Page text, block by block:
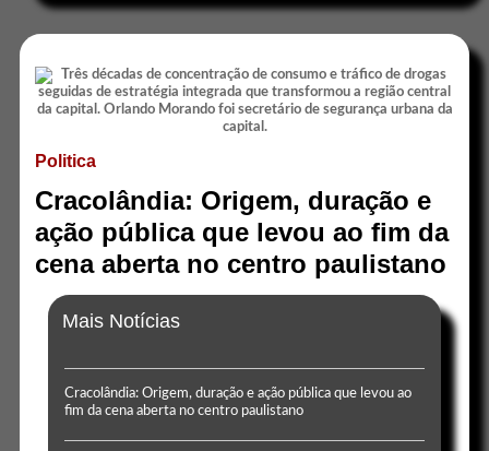
Politica
Cracolândia: Origem, duração e
ação pública que levou ao fim da
cena aberta no centro paulistano
Mais Notícias
Cracolândia: Origem, duração e ação pública que levou ao
fim da cena aberta no centro paulistano